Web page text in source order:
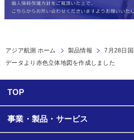
アジア航測 ホーム 製品情報
7月28日
データより赤色立体地図を作成しました
TOP
事業・製品・サービス